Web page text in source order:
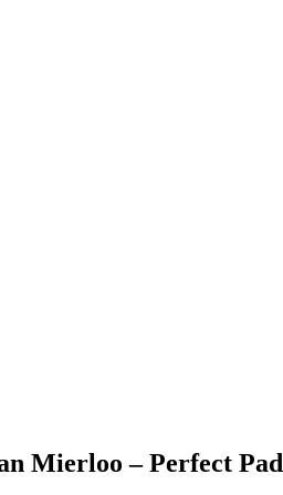
Mierloo – Perfect